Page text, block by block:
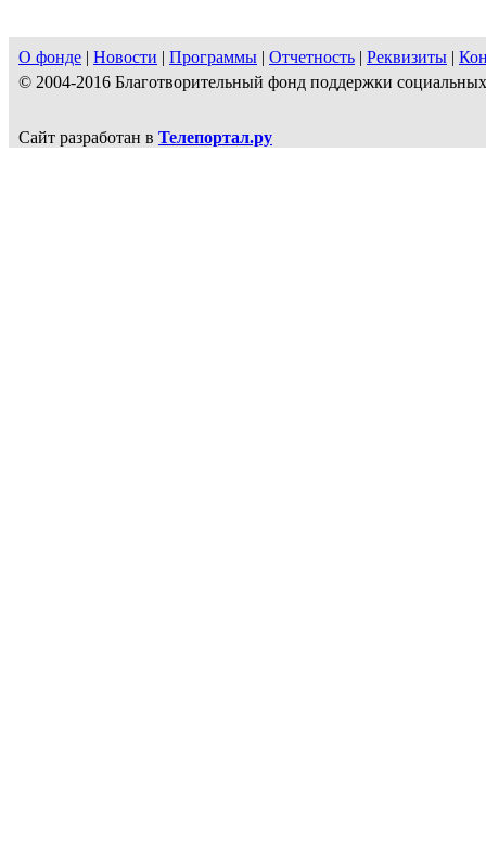
О фонде | Новости | Программы | Отчетность | Реквизиты |
© 2004-2016 Благотворительный фонд поддержки
Сайт разработан в Телепортал.ру